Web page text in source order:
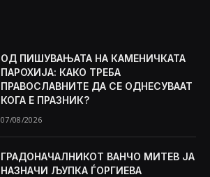
ОД ПИШУВАЊАТА НА КАМЕНИЧКАТА
ПАРОХИЈА: КАКО ТРЕБА
ПРАВОСЛАВНИТЕ ДА СЕ ОДНЕСУВААТ
КОГА Е ПРАЗНИК?
07/08/2026
ГРАДОНАЧАЛНИКОТ ВАНЧО МИТЕВ ЈА
НАЗНАЧИ ЉУПКА ЃОРГИЕВА